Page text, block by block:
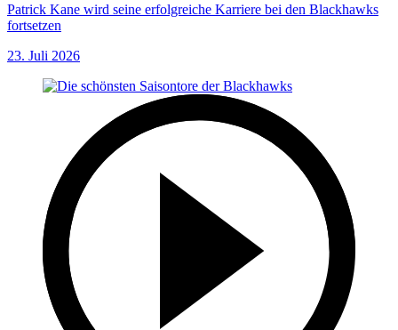
Patrick Kane wird seine erfolgreiche Karriere bei den Blackhawks
fortsetzen
23. Juli 2026